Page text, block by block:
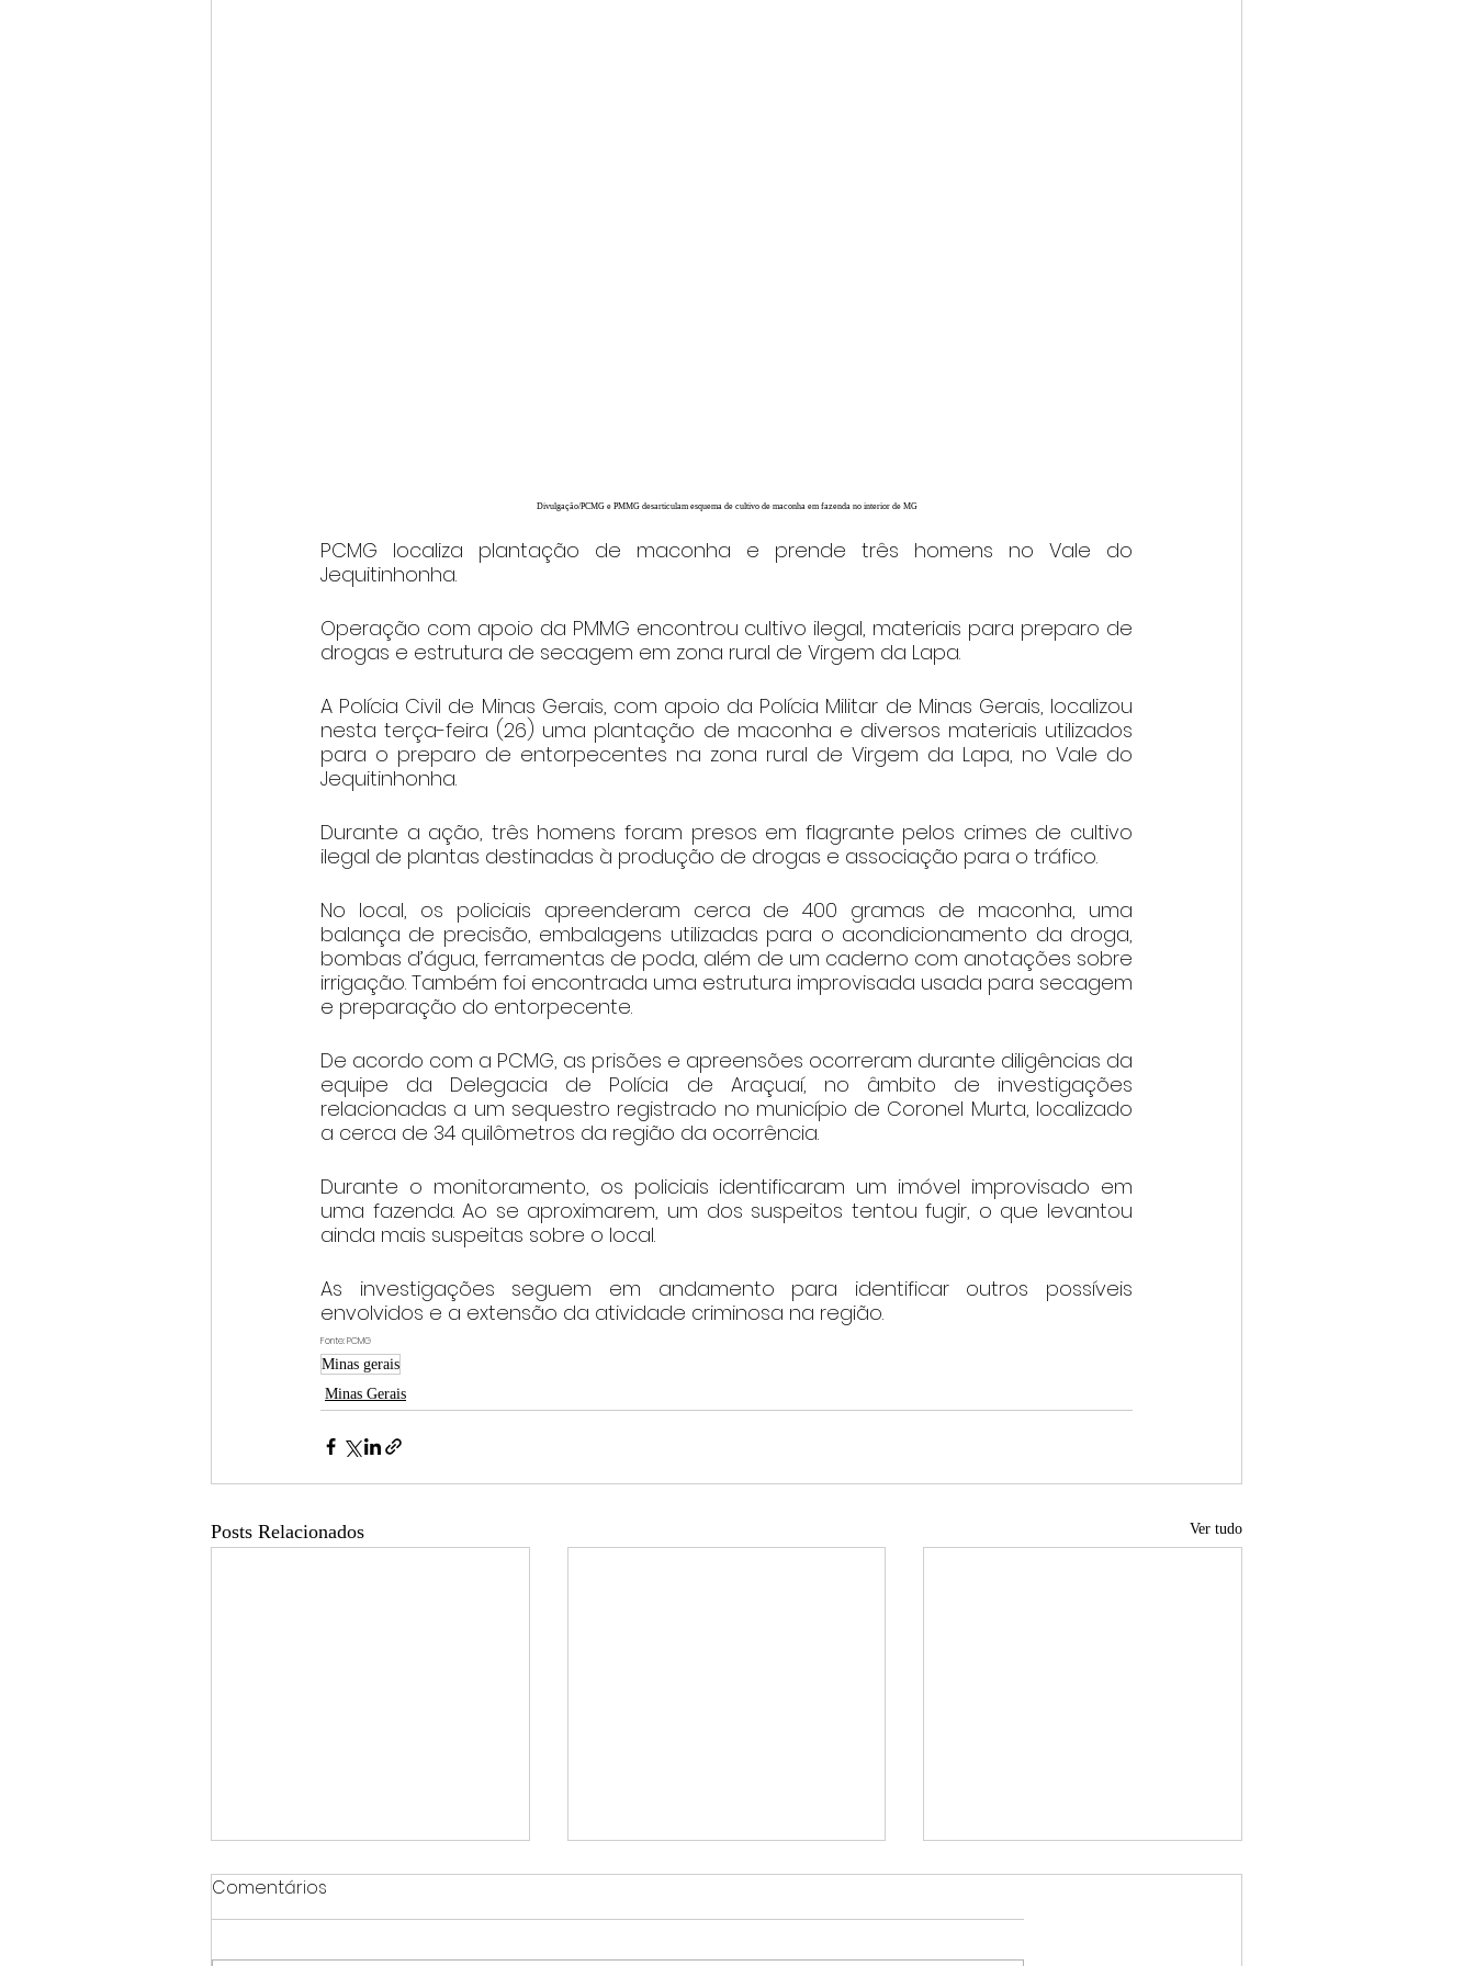
Divulgação/PCMG e PMMG desarticulam esquema de cultivo de maconha em fazenda no interior de MG
PCMG localiza plantação de maconha e prende três homens no Vale do
Jequitinhonha.
Operação com apoio da PMMG encontrou cultivo ilegal, materiais para preparo de
drogas e estrutura de secagem em zona rural de Virgem da Lapa.
A Polícia Civil de Minas Gerais, com apoio da Polícia Militar de Minas Gerais, localizou
nesta terça-feira (26) uma plantação de maconha e diversos materiais utilizados
para o preparo de entorpecentes na zona rural de Virgem da Lapa, no Vale do
Jequitinhonha.
Durante a ação, três homens foram presos em flagrante pelos crimes de cultivo
ilegal de plantas destinadas à produção de drogas e associação para o tráfico.
No local, os policiais apreenderam cerca de 400 gramas de maconha, uma
balança de precisão, embalagens utilizadas para o acondicionamento da droga,
bombas d’água, ferramentas de poda, além de um caderno com anotações sobre
irrigação. Também foi encontrada uma estrutura improvisada usada para secagem
e preparação do entorpecente.
De acordo com a PCMG, as prisões e apreensões ocorreram durante diligências da
equipe da Delegacia de Polícia de Araçuaí, no âmbito de investigações
relacionadas a um sequestro registrado no município de Coronel Murta, localizado
a cerca de 34 quilômetros da região da ocorrência.
Durante o monitoramento, os policiais identificaram um imóvel improvisado em
uma fazenda. Ao se aproximarem, um dos suspeitos tentou fugir, o que levantou
ainda mais suspeitas sobre o local.
As investigações seguem em andamento para identificar outros possíveis
envolvidos e a extensão da atividade criminosa na região.
Fonte: PCMG
Minas gerais
Minas Gerais
Posts Relacionados Ver tudo
Comentários